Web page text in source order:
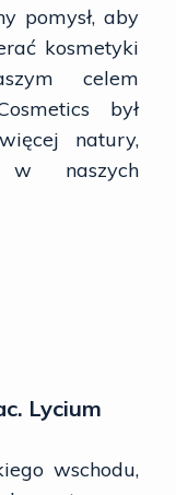
pomysł, aby
kosmetyki
celem
był
natury,
naszych
Lycium
wschodu,